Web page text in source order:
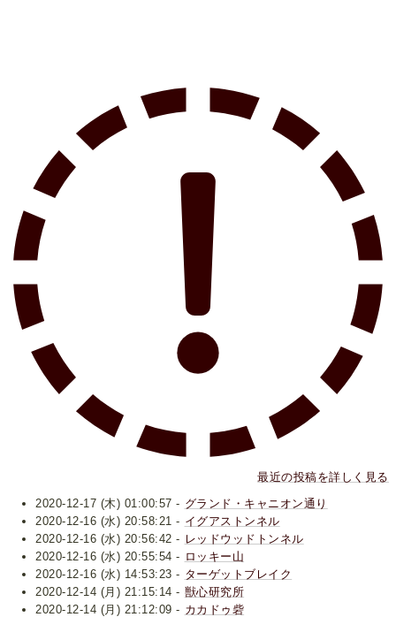
最近の投稿を詳しく見る
2020-12-17 (木) 01:00:57 - グランド・キャニオン通り
2020-12-16 (水) 20:58:21 - イグアストンネル
2020-12-16 (水) 20:56:42 - レッドウッドトンネル
2020-12-16 (水) 20:55:54 - ロッキー山
2020-12-16 (水) 14:53:23 - ターゲットブレイク
2020-12-14 (月) 21:15:14 - 獣心研究所
2020-12-14 (月) 21:12:09 - カカドゥ砦